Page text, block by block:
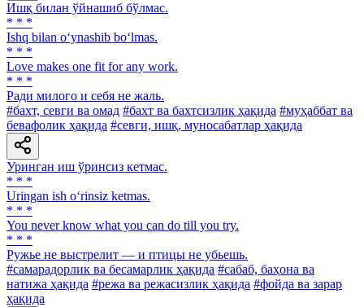
Ишқ билан ўйнашиб бўлмас.
* * *
Ishq bilan o‘ynashib bo‘lmas.
* * *
Love makes one fit for any work.
* * *
Ради милого и себя не жаль.
#бахт, севги ва омад #бахт ва бахтсизлик ҳақида #муҳаббат ва
бевафолик ҳақида #севги, ишқ, муносабатлар ҳақида
Уринган иш ўринсиз кетмас.
* * *
Uringan ish o‘rinsiz ketmas.
* * *
You never know what you can do till you try.
* * *
Ружье не выстрелит — и птицы не убьешь.
#самарадорлик ва бесамарлик ҳақида #сабаб, баҳона ва
натижа ҳақида #режа ва режасизлик ҳақида #фойда ва зарар
ҳақида